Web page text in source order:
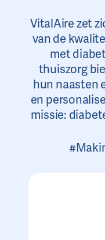
VitalAire zet
van de
met
thuiszorg
hun naasten
en
missie: